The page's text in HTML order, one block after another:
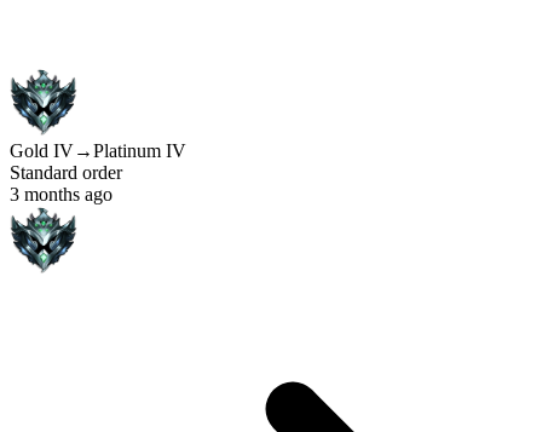
Gold IV→Platinum IV
Standard order
3 months ago